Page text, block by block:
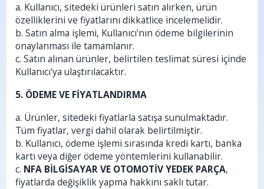
a. Kullanıcı, sitedeki ürünleri satın alırken, ürün
özelliklerini ve fiyatlarını dikkatlice incelemelidir.
b. Satın alma işlemi, Kullanıcı'nın ödeme bilgilerinin
onaylanması ile tamamlanır.
c. Satın alınan ürünler, belirtilen teslimat süresi içinde
Kullanıcı'ya ulaştırılacaktır.
5. ÖDEME VE FİYATLANDIRMA
a. Ürünler, sitedeki fiyatlarla satışa sunulmaktadır.
Tüm fiyatlar, vergi dahil olarak belirtilmiştir.
b. Kullanıcı, ödeme işlemi sırasında kredi kartı, banka
kartı veya diğer ödeme yöntemlerini kullanabilir.
c. NFA BİLGİSAYAR VE OTOMOTİV YEDEK PARÇA,
fiyatlarda değişiklik yapma hakkını saklı tutar.